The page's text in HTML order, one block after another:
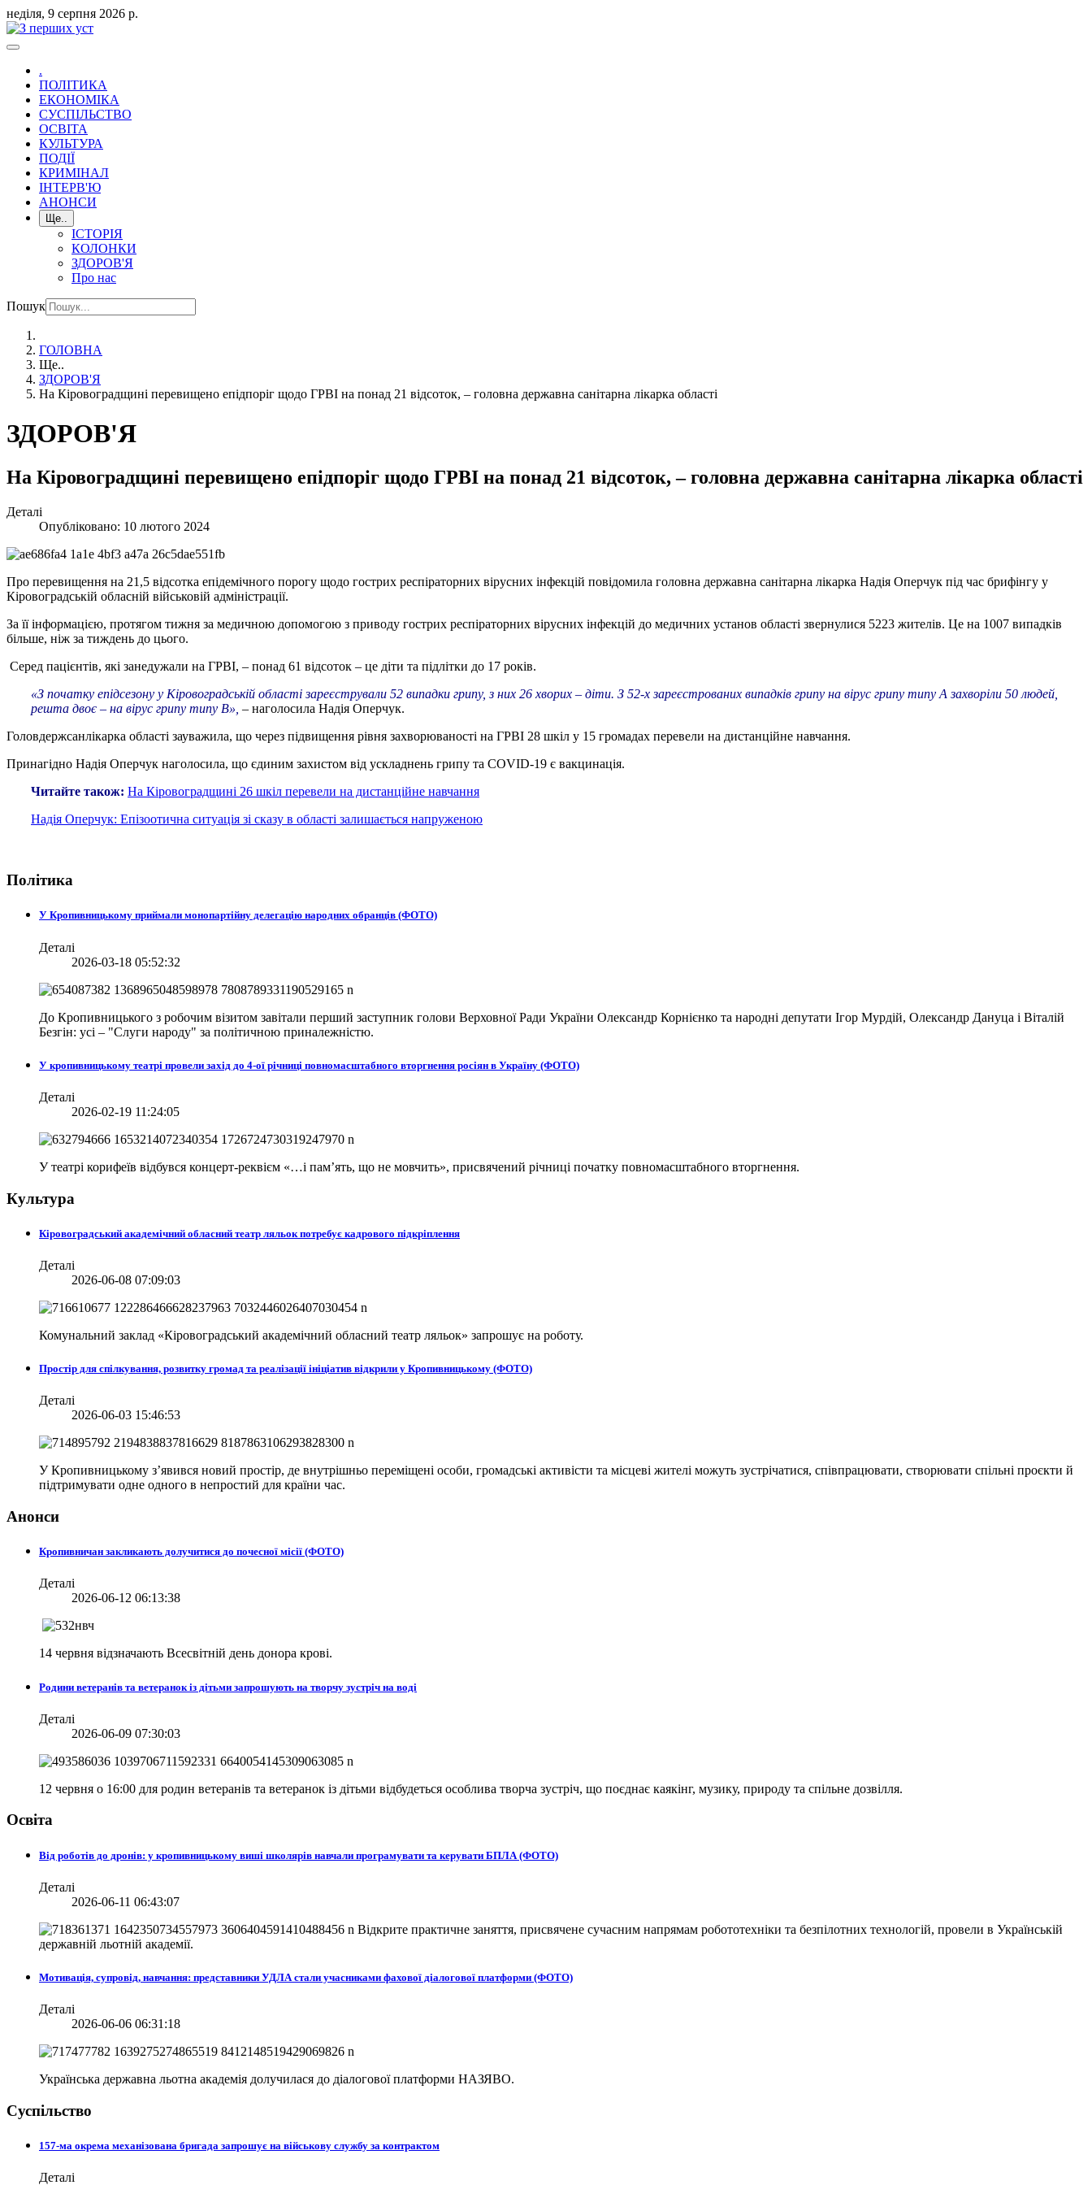
неділя, 9 серпня 2026 р.
.
ПОЛІТИКА
ЕКОНОМІКА
СУСПІЛЬСТВО
ОСВІТА
КУЛЬТУРА
ПОДІЇ
КРИМІНАЛ
ІНТЕРВ'Ю
АНОНСИ
Ще..
ІСТОРІЯ
КОЛОНКИ
ЗДОРОВ'Я
Про нас
Пошук
ГОЛОВНА
Ще..
ЗДОРОВ'Я
На Кіровоградщині перевищено епідпоріг щодо ГРВІ на понад 21 відсоток, – головна державна санітарна лікарка області
ЗДОРОВ'Я
На Кіровоградщині перевищено епідпоріг щодо ГРВІ на понад 21 відсоток, – головна державна санітарна лікарка області
Деталі
Опубліковано: 10 лютого 2024
Про перевищення на 21,5 відсотка епідемічного порогу щодо гострих респіраторних вірусних інфекцій повідомила головна державна санітарна лікарка Надія Оперчук під час брифінгу у
Кіровоградській обласній військовій адміністрації.
За її інформацією, протягом тижня за медичною допомогою з приводу гострих респіраторних вірусних інфекцій до медичних установ області звернулися 5223 жителів. Це на 1007 випадків
більше, ніж за тиждень до цього.
Серед пацієнтів, які занедужали на ГРВІ, – понад 61 відсоток – це діти та підлітки до 17 років.
«З початку епідсезону у Кіровоградській області зареєстрували 52 випадки грипу, з них 26 хворих – діти. З 52-х зареєстрованих випадків грипу на вірус грипу типу А захворіли 50 людей,
решта двоє – на вірус грипу типу В», – наголосила Надія Оперчук.
Головдержсанлікарка області зауважила, що через підвищення рівня захворюваності на ГРВІ 28 шкіл у 15 громадах перевели на дистанційне навчання.
Принагідно Надія Оперчук наголосила, що єдиним захистом від ускладнень грипу та COVID-19 є вакцинація.
Читайте також: На Кіровоградщині 26 шкіл перевели на дистанційне навчання
Надія Оперчук: Епізоотична ситуація зі сказу в області залишається напруженою
Політика
У Кропивницькому приймали монопартійну делегацію народних обранців (ФОТО)
Деталі
2026-03-18 05:52:32
До Кропивницького з робочим візитом завітали перший заступник голови Верховної Ради України Олександр Корнієнко та народні депутати Ігор Мурдій, Олександр Дануца і Віталій
Безгін: усі – "Слуги народу" за політичною приналежністю.
У кропивницькому театрі провели захід до 4-ої річниці повномасштабного вторгнення росіян в Україну (ФОТО)
Деталі
2026-02-19 11:24:05
У театрі корифеїв відбувся концерт-реквієм «…і пам’ять, що не мовчить», присвячений річниці початку повномасштабного вторгнення.
Культура
Кіровоградський академічний обласний театр ляльок потребує кадрового підкріплення
Деталі
2026-06-08 07:09:03
Комунальний заклад «Кіровоградський академічний обласний театр ляльок» запрошує на роботу.
Простір для спілкування, розвитку громад та реалізації ініціатив відкрили у Кропивницькому (ФОТО)
Деталі
2026-06-03 15:46:53
У Кропивницькому з’явився новий простір, де внутрішньо переміщені особи, громадські активісти та місцеві жителі можуть зустрічатися, співпрацювати, створювати спільні проєкти й
підтримувати одне одного в непростий для країни час.
Анонси
Кропивничан закликають долучитися до почесної місії (ФОТО)
Деталі
2026-06-12 06:13:38
14 червня відзначають Всесвітній день донора крові.
Родини ветеранів та ветеранок із дітьми запрошують на творчу зустріч на воді
Деталі
2026-06-09 07:30:03
12 червня о 16:00 для родин ветеранів та ветеранок із дітьми відбудеться особлива творча зустріч, що поєднає каякінг, музику, природу та спільне дозвілля.
Освіта
Від роботів до дронів: у кропивницькому виші школярів навчали програмувати та керувати БПЛА (ФОТО)
Деталі
2026-06-11 06:43:07
Відкрите практичне заняття, присвячене сучасним напрямам робототехніки та безпілотних технологій, провели в Українській
державній льотній академії.
Мотивація, супровід, навчання: представники УДЛА стали учасниками фахової діалогової платформи (ФОТО)
Деталі
2026-06-06 06:31:18
Українська державна льотна академія долучилася до діалогової платформи НАЗЯВО.
Суспільство
157-ма окрема механізована бригада запрошує на військову службу за контрактом
Деталі